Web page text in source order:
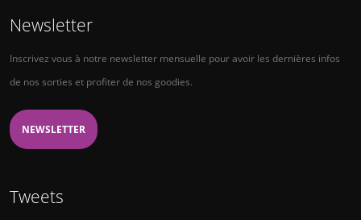
Newsletter
Inscrivez vous à notre newsletter mensuelle pour avoir les dernières infos
de nos sorties et profiter de nos goodies.
NEWSLETTER
Tweets